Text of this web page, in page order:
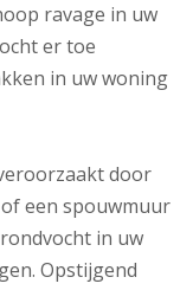
ravage in uw
er toe
in uw woning
door
een spouwmuur
in uw
Opstijgend